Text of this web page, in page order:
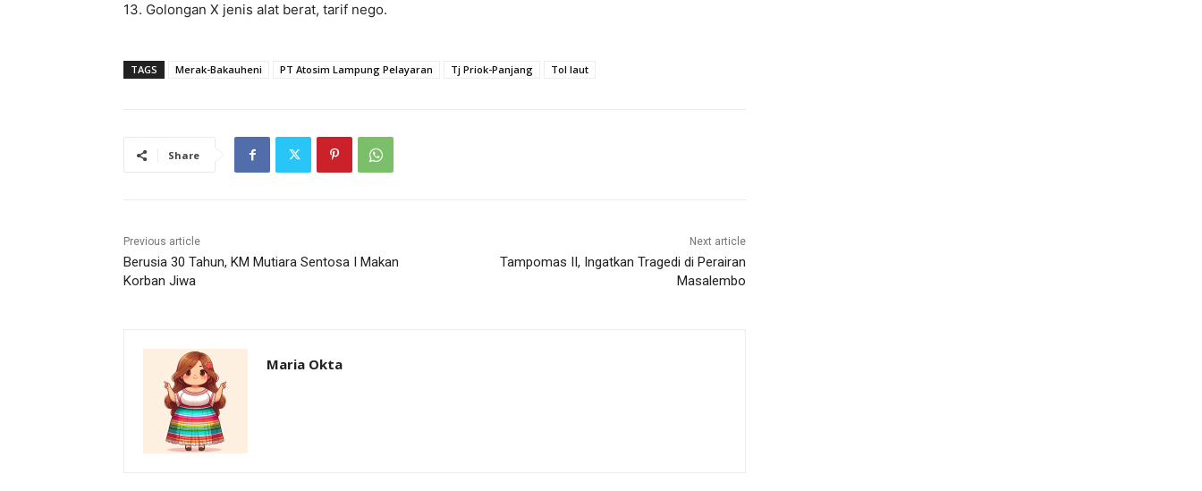
13. Golongan X jenis alat berat, tarif nego.
TAGS Merak-Bakauheni PT Atosim Lampung Pelayaran Tj Priok-Panjang Tol laut
Share
Previous article
Berusia 30 Tahun, KM Mutiara Sentosa I Makan
Korban Jiwa
Next article
Tampomas II, Ingatkan Tragedi di Perairan
Masalembo
Maria Okta